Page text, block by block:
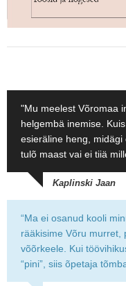
"Mu meelest Võromaa
helgembä inemise.
esieräline heng, midägi
tulõ maast vai ei tiiä
Kaplinski Jaan
“Ma ei osanud kooli
rääkisime Võru murret,
võõrkeele. Kui
“pini”, siis õpetaja